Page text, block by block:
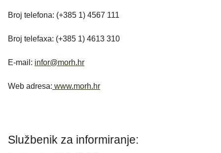
Broj telefona: (+385 1) 4567 111
Broj telefaxa: (+385 1) 4613 310
E-mail: infor@morh.hr
Web adresa: www.morh.hr
Službenik za informiranje: